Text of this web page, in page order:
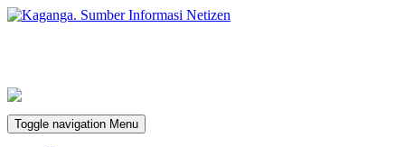
Toggle navigation Menu